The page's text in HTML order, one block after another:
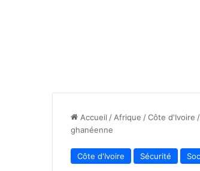
Accueil / Afrique /Côte d'Ivoire /
ghanéenne
Côte d'Ivoire Sécurité